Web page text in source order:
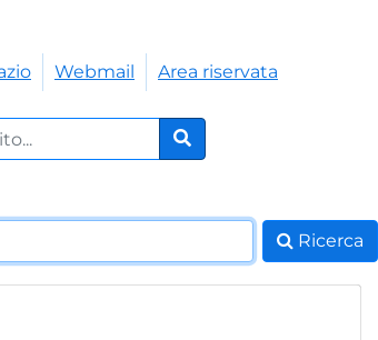
Webmail Area riservata
Cerca
Ricerca